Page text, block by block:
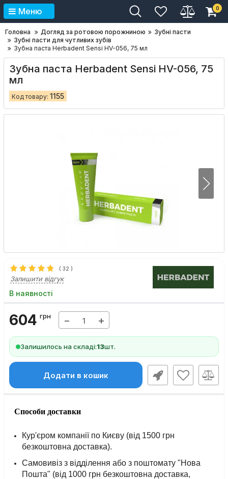
Меню 0
Головна Догляд за ротовою порожниною
Зубні пасти
Зубні пасти для чутливих зубів
Зубна паста Herbadent Sensi HV-056, 75 мл
Зубна паста Herbadent Sensi HV-056, 75
мл
Код товару: 1155
( 32 )
Залишити відгук
В наявності
604 грн − +
Залишилось на складі:13шт.
Додати в кошик
Способи доставки
Кур'єром компанії по Києву (від 1500 грн
безкоштовна доставка).
Самовивіз з відділення або з поштомату "Нова
Пошта" (від 1000 грн безкоштовна доставка,